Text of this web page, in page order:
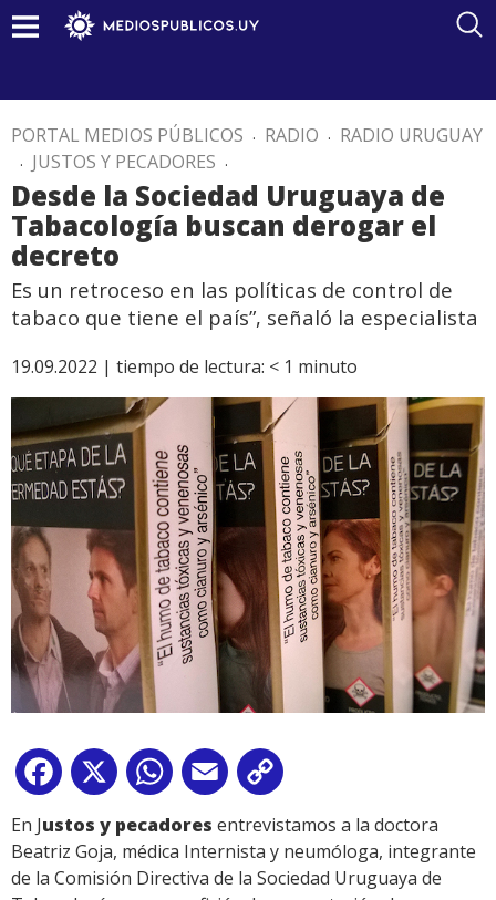
PORTAL MEDIOS PÚBLICOS . RADIO . RADIO URUGUAY
. JUSTOS Y PECADORES .
Desde la Sociedad Uruguaya de
Tabacología buscan derogar el
decreto
Es un retroceso en las políticas de control de
tabaco que tiene el país”, señaló la especialista
19.09.2022 | tiempo de lectura: < 1 minuto
Facebook
X WhatsApp
Email
Link
En Justos y pecadores entrevistamos a la doctora
Beatriz Goja, médica Internista y neumóloga, integrante
de la Comisión Directiva de la Sociedad Uruguaya de